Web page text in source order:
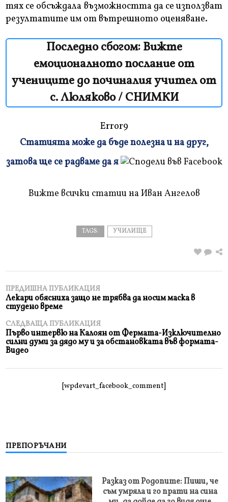
тях се обсъждала възможността да се използват
резултатите им от вътрешното оценяване.
Последно сбогом: Вижте
емоционалното послание от
учениците до починалия учител от
с. Люляково / СНИМКИ
Error9
и
Статията може да бъде полезна и на друг,
затова ще се радваме да я
Вижте всички статии на Иван Ангелов
TAGS: УЧИЛИЩЕ
ПРЕДИШНА ПУБЛИКАЦИЯ
Лекари обясниха защо не трябва да носим маска в
студено време
СЛЕДВАЩА ПУБЛИКАЦИЯ
Първо интервю на Калоян от Фермата-Изключително
силни думи за дядо му и за обстановката във формата-
Видео
[wpdevart_facebook_comment]
ПРЕПОРЪЧАНИ
Разказ от Родопите: Пиши, че
съм умряла и го прати на сина